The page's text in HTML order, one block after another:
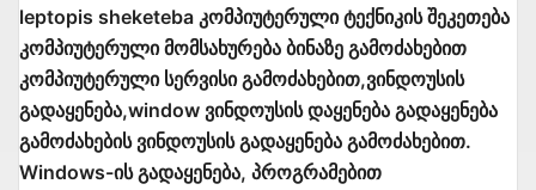
leptopis sheketeba კომპიუტერული ტექნიკის შეკეთება
კომპიუტერული მომსახურება ბინაზე გამოძახებით
კომპიუტერული სერვისი გამოძახებით,ვინდოუსის
გადაყენება,window ვინდოუსის დაყენება გადაყენება
გამოძახების ვინდოუსის გადაყენება გამოძახებით.
Windows-ის გადაყენება, პროგრამებით